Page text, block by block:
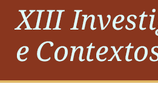
Datas importantes
Inscrições
Submissão de propostas
Alojamento